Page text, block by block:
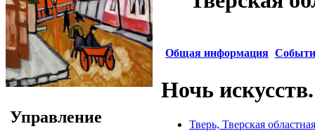
Управление
Общая информация
Ночь
Тверь, Тверская